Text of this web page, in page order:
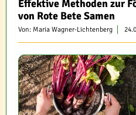
Effektive Methoden zur
von Rote Bete Samen
Von: Maria Wagner-Lichtenberg